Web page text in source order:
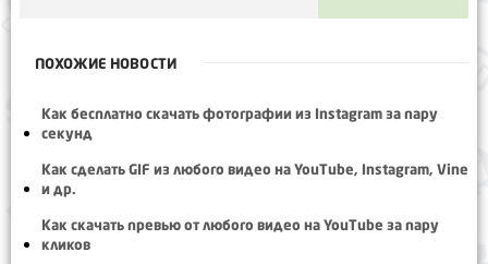
ПОХОЖИЕ НОВОСТИ
Как бесплатно скачать фотографии из Instagram за пару
секунд
Как сделать GIF из любого видео на YouTube, Instagram, Vine
и др.
Как скачать превью от любого видео на YouTube за пару
кликов